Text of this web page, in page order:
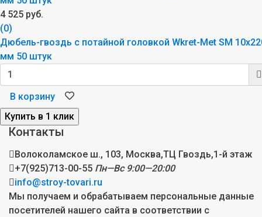
4 525 руб.
(0)
Дюбель-гвоздь с потайной головкой Wkret-Met SM
мм 50 штук
В корзину
Контакты
Волоколамское ш., 103, Москва,ТЦ Гвоздь,1-й этаж
+7(925)713-00-55 Пн—Вс 9:00—20:00
info@stroy-tovari.ru
Мы получаем и обрабатываем персональные данные
посетителей нашего сайта в соответствии с